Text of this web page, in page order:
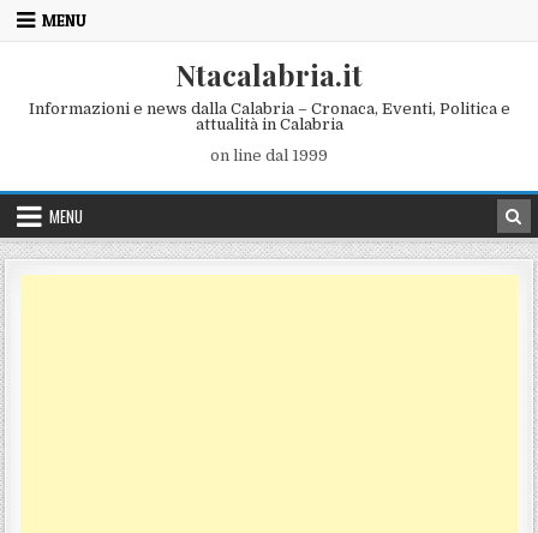
Skip to content
MENU
Ntacalabria.it
Informazioni e news dalla Calabria – Cronaca, Eventi, Politica e
attualità in Calabria
on line dal 1999
MENU